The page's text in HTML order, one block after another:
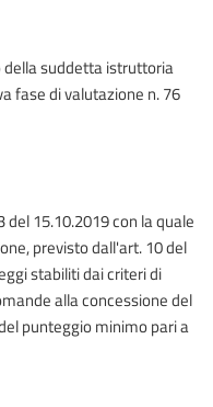
della suddetta istruttoria
fase di valutazione n. 76
15.10.2019 con la quale
previsto dall'art. 10 del
stabiliti dai criteri di
alla concessione del
punteggio minimo pari a